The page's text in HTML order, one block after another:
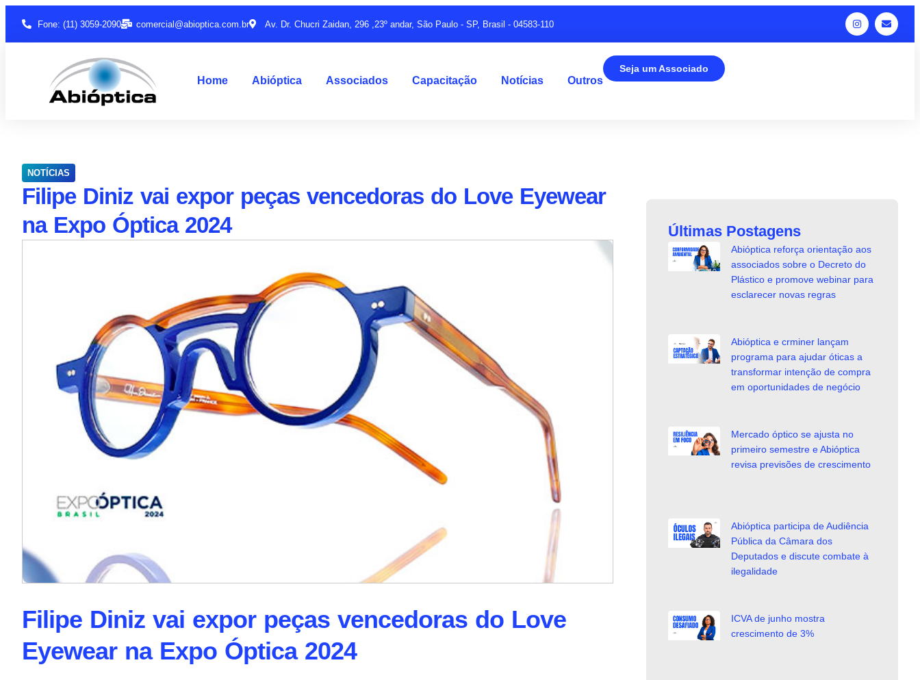
Fone: (11) 3059-2090 comercial@abioptica.com.br Av. Dr. Chucri Zaidan, 296 ,23º andar, São Paulo - SP, Brasil - 04583-110
Home Abióptica Associados Capacitação Notícias Outros
Seja um Associado
NOTÍCIAS
Filipe Diniz vai expor peças vencedoras do Love Eyewear
na Expo Óptica 2024
Filipe Diniz vai expor peças vencedoras do Love
Eyewear na Expo Óptica 2024
Últimas Postagens
Abióptica reforça orientação aos
associados sobre o Decreto do
Plástico e promove webinar para
esclarecer novas regras
Abióptica e crminer lançam
programa para ajudar óticas a
transformar intenção de compra
em oportunidades de negócio
Mercado óptico se ajusta no
primeiro semestre e Abióptica
revisa previsões de crescimento
Abióptica participa de Audiência
Pública da Câmara dos
Deputados e discute combate à
ilegalidade
ICVA de junho mostra
crescimento de 3%